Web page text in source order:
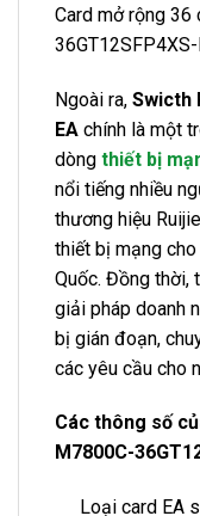
Card mở rộng 36
Ngoài ra, Swicth
EA chính là một
dòng thiết bị
nổi tiếng nhiều
thương hiệu
thiết bị mạng
Quốc. Đồng thời,
giải pháp doanh
bị gián đoạn,
các yêu cầu cho
Các thông số
M7800C-
Loại card EA